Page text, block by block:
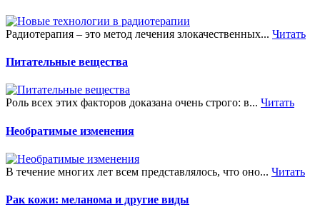
Радиотерапия – это метод лечения злокачественных... Читать
Питательные вещества
Роль всех этих факторов доказана очень строго: в... Читать
Необратимые изменения
В течение многих лет всем представлялось, что оно... Читать
Рак кожи: меланома и другие виды